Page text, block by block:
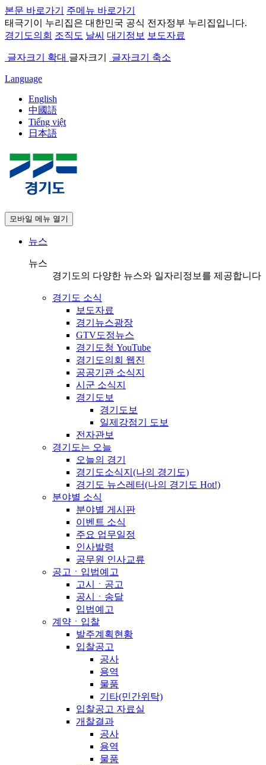
본문 바로가기
주메뉴 바로가기
태극기 이 누리집은 대한민국 공식 전자정부 누리집입니다.
경기도의회 조직도 날씨 대기정보 보도자료
글자크기 확대 글자크기 글자크기 축소
Language
English
中國語
Tiếng việt
日本語
모바일 메뉴 열기
뉴스
뉴스
경기도의 다양한 뉴스와 일자리정보를 제공합니다
경기도 소식
보도자료
경기뉴스광장
GTV도정뉴스
경기도청 YouTube
경기도의회 웹진
공공기관 소식지
시군 소식지
경기도보
경기도보
일제강점기 도보
전자관보
경기도는 오늘
오늘의 경기
경기도소식지(나의 경기도)
경기도 뉴스레터(나의 경기도 Hot!)
분야별 소식
분야별 게시판
이벤트 소식
주요 업무일정
인사발령
공무원 인사교류
공고ㆍ입법예고
고시ㆍ공고
공시ㆍ송달
입법예고
계약ㆍ입찰
발주계획현황
입찰공고
공사
용역
물품
기타(민간위탁)
입찰공고 자료실
개찰결과
공사
용역
물품